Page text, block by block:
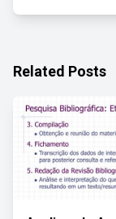
Related Posts